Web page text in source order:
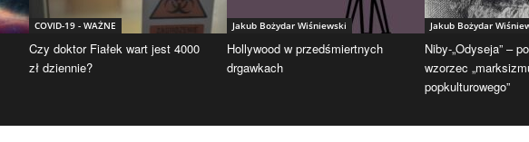
COVID-19 - WAŻNE
Czy doktor Fiałek wart jest 4000
zł dziennie?
Jakub Bożydar Wiśniewski
Hollywood w przedśmiertnych
drgawkach
Jakub Bożydar
Niby-„Odyseja” –
wzorzec
popkulturowego”